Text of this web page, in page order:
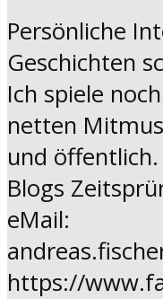
Persönliche
Geschichten
Ich spiele
netten
und
Blogs
eMail:
https://